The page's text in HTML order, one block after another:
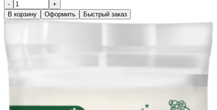
-
+
В корзину
Оформить Быстрый заказ